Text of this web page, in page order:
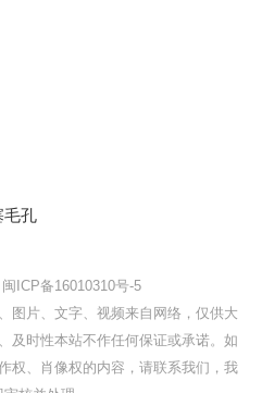
毛孔
闽ICP备16010310号-5
图片、文字、视频来自网络，仅供大
及时性本站不作任何保证或承诺。如
权、肖像权的内容，请联系我们，我